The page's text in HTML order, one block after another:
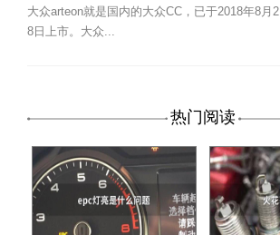
大众arteon就是国内的大众CC，已于2018年8月2
8日上市。大众...
热门阅读